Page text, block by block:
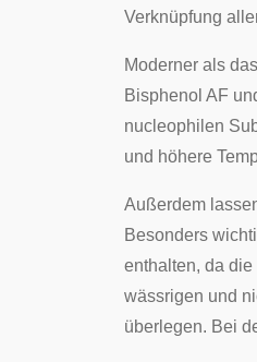
Verknüpfung
Moderner als
Bisphenol AF
nucleophilen
und höhere
Außerdem
Besonders
enthalten, da
wässrigen und
überlegen. Bei